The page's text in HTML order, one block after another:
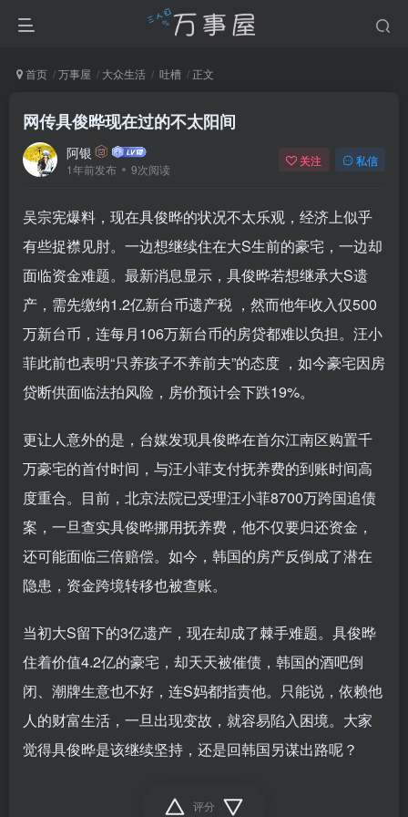
首页 万事屋 大众生活 吐槽 正文
网传具俊晔现在过的不太阳间
阿银
1年前发布 9次阅读
关注 私信
吴宗宪爆料，现在具俊晔的状况不太乐观，经济上似乎
有些捉襟见肘。一边想继续住在大S生前的豪宅，一边却
面临资金难题。最新消息显示，具俊晔若想继承大S遗
产，需先缴纳1.2亿新台币遗产税 ，然而他年收入仅500
万新台币，连每月106万新台币的房贷都难以负担。汪小
菲此前也表明“只养孩子不养前夫”的态度 ，如今豪宅因房
贷断供面临法拍风险，房价预计会下跌19%。
更让人意外的是，台媒发现具俊晔在首尔江南区购置千
万豪宅的首付时间，与汪小菲支付抚养费的到账时间高
度重合。目前，北京法院已受理汪小菲8700万跨国追债
案，一旦查实具俊晔挪用抚养费，他不仅要归还资金，
还可能面临三倍赔偿。如今，韩国的房产反倒成了潜在
隐患，资金跨境转移也被查账。
当初大S留下的3亿遗产，现在却成了棘手难题。具俊晔
住着价值4.2亿的豪宅，却天天被催债，韩国的酒吧倒
闭、潮牌生意也不好，连S妈都指责他。只能说，依赖他
人的财富生活，一旦出现变故，就容易陷入困境。大家
觉得具俊晔是该继续坚持，还是回韩国另谋出路呢？
评分